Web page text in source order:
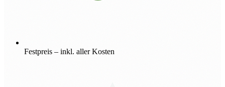
Festpreis – inkl. aller Kosten